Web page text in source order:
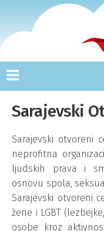
Sarajevski
Sarajevski otvoreni
neprofitna
ljudskih prava i
osnovu spola,
Sarajevski otvoreni
žene i LGBT
osobe kroz